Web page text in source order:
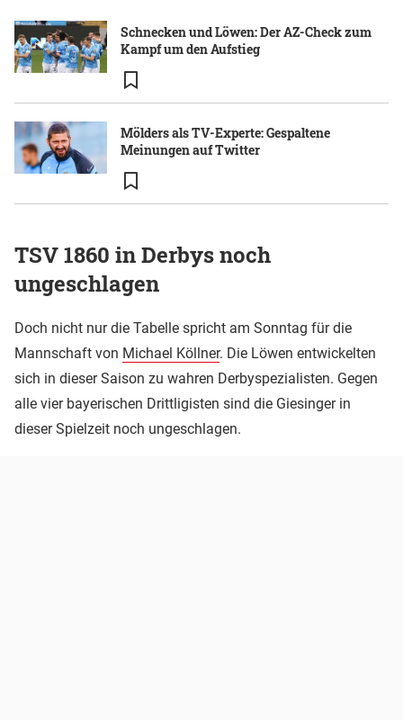
Schnecken und Löwen: Der AZ-Check zum
Kampf um den Aufstieg
Mölders als TV-Experte: Gespaltene
Meinungen auf Twitter
TSV 1860 in Derbys noch
ungeschlagen
Doch nicht nur die Tabelle spricht am Sonntag für die
Mannschaft von Michael Köllner. Die Löwen entwickelten
sich in dieser Saison zu wahren Derbyspezialisten. Gegen
alle vier bayerischen Drittligisten sind die Giesinger in
dieser Spielzeit noch ungeschlagen.